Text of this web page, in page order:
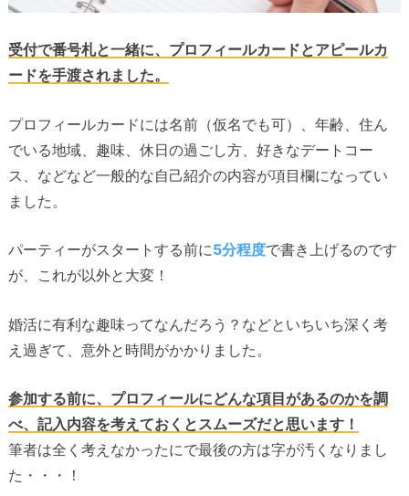
受付で番号札と一緒に、プロフィールカードとアピールカ
ードを手渡されました。
プロフィールカードには名前（仮名でも可）、年齢、住ん
でいる地域、趣味、休日の過ごし方、好きなデートコー
ス、などなど一般的な自己紹介の内容が項目欄になってい
ました。
パーティーがスタートする前に5分程度で書き上げるのです
が、これが以外と大変！
婚活に有利な趣味ってなんだろう？などといちいち深く考
え過ぎて、意外と時間がかかりました。
参加する前に、プロフィールにどんな項目があるのかを調
べ、記入内容を考えておくとスムーズだと思います！
筆者は全く考えなかったにで最後の方は字が汚くなりまし
た・・・！